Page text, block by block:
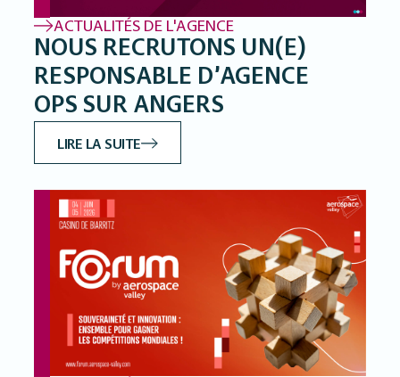
ACTUALITÉS DE L'AGENCE
NOUS RECRUTONS UN(E)
RESPONSABLE D’AGENCE
OPS SUR ANGERS
LIRE LA SUITE